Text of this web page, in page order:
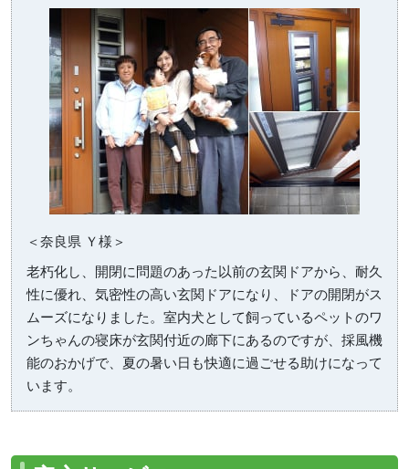
＜奈良県 Ｙ様＞
老朽化し、開閉に問題のあった以前の玄関ドアから、耐久
性に優れ、気密性の高い玄関ドアになり、ドアの開閉がス
ムーズになりました。室内犬として飼っているペットのワ
ンちゃんの寝床が玄関付近の廊下にあるのですが、採風機
能のおかげで、夏の暑い日も快適に過ごせる助けになって
います。